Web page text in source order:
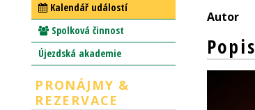
Autor
Popis
Kalendář událostí
Spolková činnost
Újezdská akademie
PRONÁJMY &
REZERVACE